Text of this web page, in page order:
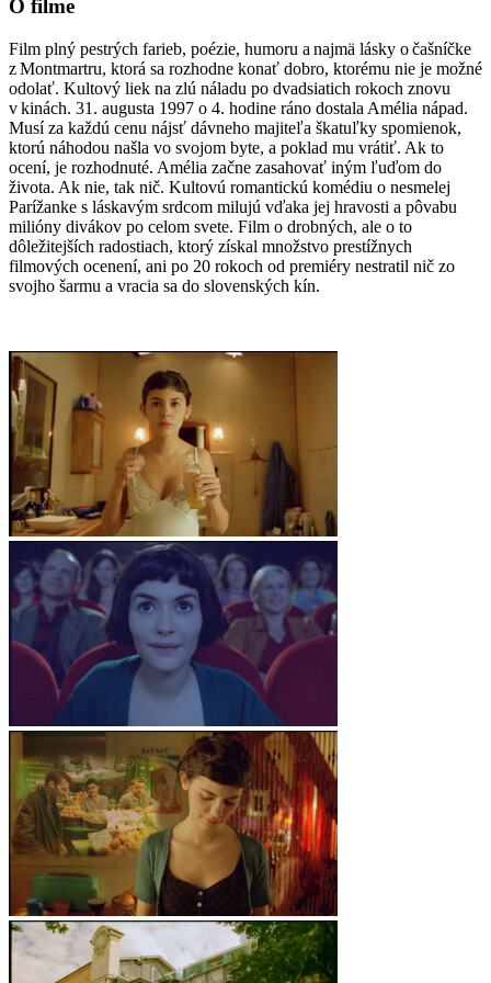
O filme
Film plný pestrých farieb, poézie, humoru a najmä lásky o čašníčke
z Montmartru, ktorá sa rozhodne konať dobro, ktorému nie je možné
odolať. Kultový liek na zlú náladu po dvadsiatich rokoch znovu
v kinách. 31. augusta 1997 o 4. hodine ráno dostala Amélia nápad.
Musí za každú cenu nájsť dávneho majiteľa škatuľky spomienok,
ktorú náhodou našla vo svojom byte, a poklad mu vrátiť. Ak to
ocení, je rozhodnuté. Amélia začne zasahovať iným ľuďom do
života. Ak nie, tak nič. Kultovú romantickú komédiu o nesmelej
Parížanke s láskavým srdcom milujú vďaka jej hravosti a pôvabu
milióny divákov po celom svete. Film o drobných, ale o to
dôležitejších radostiach, ktorý získal množstvo prestížnych
filmových ocenení, ani po 20 rokoch od premiéry nestratil nič zo
svojho šarmu a vracia sa do slovenských kín.